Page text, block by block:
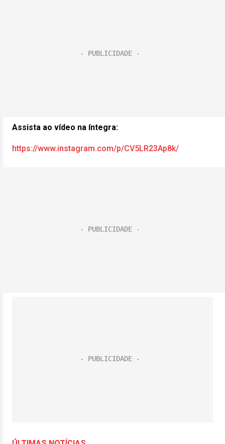
Assista ao vídeo na íntegra:
https://www.instagram.com/p/CV5LR23Ap8k/